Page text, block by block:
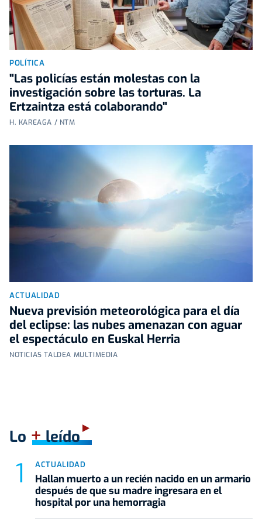
POLÍTICA
"Las policías están molestas con la
investigación sobre las torturas. La
Ertzaintza está colaborando"
H. KAREAGA / NTM
ACTUALIDAD
Nueva previsión meteorológica para el día
del eclipse: las nubes amenazan con aguar
el espectáculo en Euskal Herria
NOTICIAS TALDEA MULTIMEDIA
Lo +leído
ACTUALIDAD
Hallan muerto a un recién nacido en un armario
después de que su madre ingresara en el
hospital por una hemorragia